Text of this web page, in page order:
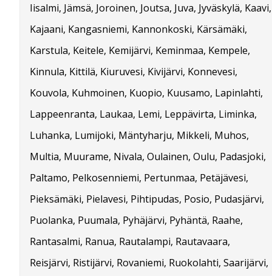
Iisalmi, Jämsä, Joroinen, Joutsa, Juva, Jyväskylä, Kaavi,
Kajaani, Kangasniemi, Kannonkoski, Kärsämäki,
Karstula, Keitele, Kemijärvi, Keminmaa, Kempele,
Kinnula, Kittilä, Kiuruvesi, Kivijärvi, Konnevesi,
Kouvola, Kuhmoinen, Kuopio, Kuusamo, Lapinlahti,
Lappeenranta, Laukaa, Lemi, Leppävirta, Liminka,
Luhanka, Lumijoki, Mäntyharju, Mikkeli, Muhos,
Multia, Muurame, Nivala, Oulainen, Oulu, Padasjoki,
Paltamo, Pelkosenniemi, Pertunmaa, Petäjävesi,
Pieksämäki, Pielavesi, Pihtipudas, Posio, Pudasjärvi,
Puolanka, Puumala, Pyhäjärvi, Pyhäntä, Raahe,
Rantasalmi, Ranua, Rautalampi, Rautavaara,
Reisjärvi, Ristijärvi, Rovaniemi, Ruokolahti, Saarijärvi,